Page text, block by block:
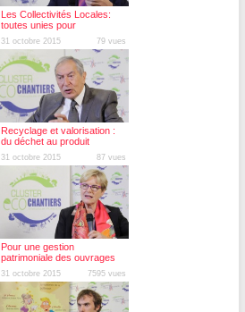
Les Collectivités Locales:
toutes unies pour
l'investissement public local
31 octobre 2015 79 vues
Recyclage et valorisation :
du déchet au produit
31 octobre 2015 87 vues
Pour une gestion
patrimoniale des ouvrages
d'art
31 octobre 2015 7595 vues